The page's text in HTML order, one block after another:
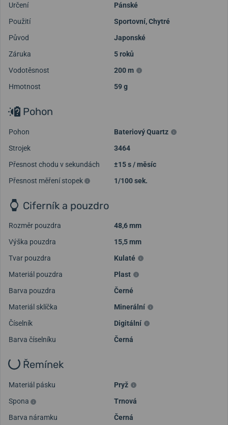
Načíst další videa
Určení
Pánské
Použití
Sportovní,Chytré
Původ
Japonské
Záruka
5 roků
Vodotěsnost
200 m
Hmotnost
59 g
Pohon
Pohon
Bateriový Quartz
Strojek
3464
Přesnost chodu v sekundách
±15 s / měsíc
Přesnost měření stopek
1/100 sek.
Ciferník a pouzdro
Rozměr pouzdra
48,6 mm
Výška pouzdra
15,5 mm
Tvar pouzdra
Kulaté
Materiál pouzdra
Plast
Barva pouzdra
Černé
Materiál sklíčka
Minerální
Číselník
Digitální
Barva číselníku
Černá
Řemínek
Materiál pásku
Pryž
Spona
Trnová
Barva náramku
Černá